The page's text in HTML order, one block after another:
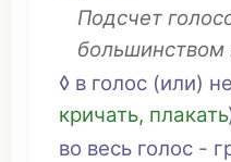
Подсчет
большинством
◊ в голос (или)
кричать, плакать
во весь голос -